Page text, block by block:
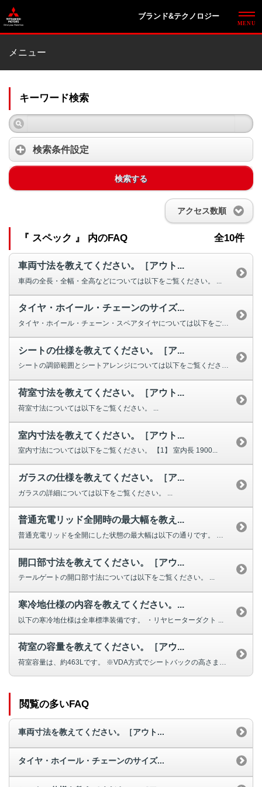
ブランド&テクノロジー
メニュー
キーワード検索
検索条件設定
検索する
アクセス数順
『 スペック 』 内のFAQ 全10件
車両寸法を教えてください。［アウト...
車両の全長・全幅・全高などについては以下をご覧ください。 ...
タイヤ・ホイール・チェーンのサイズ...
タイヤ・ホイール・チェーン・スペアタイヤについては以下をご覧ください。 ...
シートの仕様を教えてください。［ア...
シートの調節範囲とシートアレンジについては以下をご覧ください。 ...
荷室寸法を教えてください。［アウト...
荷室寸法については以下をご覧ください。 ...
室内寸法を教えてください。［アウト...
室内寸法については以下をご覧ください。 【1】 室内長 1900...
ガラスの仕様を教えてください。［ア...
ガラスの詳細については以下をご覧ください。 ...
普通充電リッド全開時の最大幅を教え...
普通充電リッドを全開にした状態の最大幅は以下の通りです。 車種 普通充...
開口部寸法を教えてください。［アウ...
テールゲートの開口部寸法については以下をご覧ください。 ...
寒冷地仕様の内容を教えてください。...
以下の寒冷地仕様は全車標準装備です。 ・リヤヒーターダクト ...
荷室の容量を教えてください。［アウ...
荷室容量は、約463Lです。 ※VDA方式でシートバックの高さまでの容量...
閲覧の多いFAQ
車両寸法を教えてください。［アウト...
タイヤ・ホイール・チェーンのサイズ...